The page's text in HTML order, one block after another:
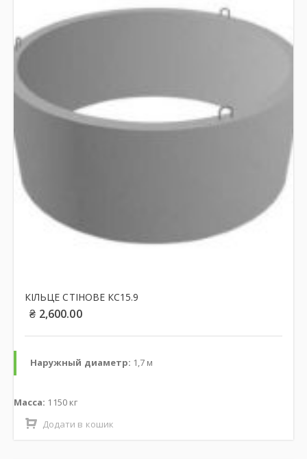
КІЛЬЦЕ СТІНОВЕ КС15.9
₴ 2,600.00
Наружный диаметр: 1,7 м
Масса: 1150 кг
Додати в кошик